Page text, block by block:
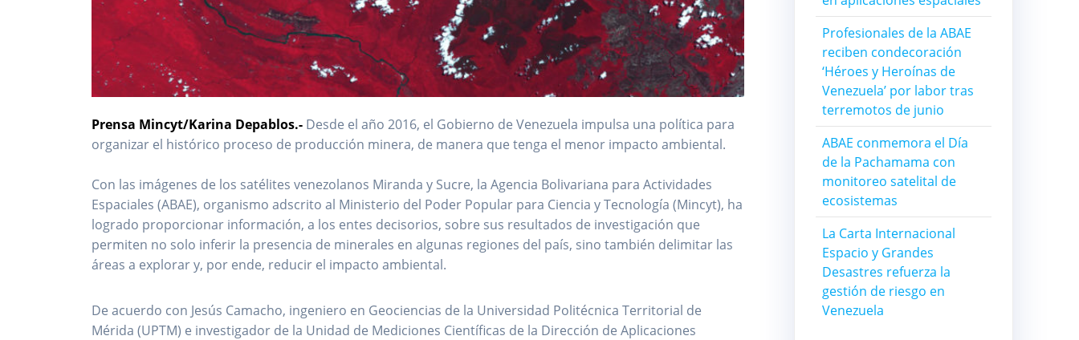
Prensa Mincyt/Karina Depablos.- Desde el año 2016, el Gobierno de Venezuela impulsa una política para
organizar el histórico proceso de producción minera, de manera que tenga el menor impacto ambiental.
Con las imágenes de los satélites venezolanos Miranda y Sucre, la Agencia Bolivariana para Actividades
Espaciales (ABAE), organismo adscrito al Ministerio del Poder Popular para Ciencia y Tecnología (Mincyt), ha
logrado proporcionar información, a los entes decisorios, sobre sus resultados de investigación que
permiten no solo inferir la presencia de minerales en algunas regiones del país, sino también delimitar las
áreas a explorar y, por ende, reducir el impacto ambiental.
De acuerdo con Jesús Camacho, ingeniero en Geociencias de la Universidad Politécnica Territorial de
Mérida (UPTM) e investigador de la Unidad de Mediciones Científicas de la Dirección de Aplicaciones
Profesionales de la ABAE
reciben condecoración
‘Héroes y Heroínas de
Venezuela’ por labor tras
terremotos de junio
ABAE conmemora el Día
de la Pachamama con
monitoreo satelital de
ecosistemas
La Carta Internacional
Espacio y Grandes
Desastres refuerza la
gestión de riesgo en
Venezuela